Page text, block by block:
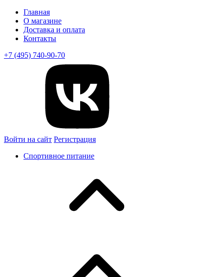
Главная
О магазине
Доставка и оплата
Контакты
+7 (495) 740-90-70
Войти на сайт Регистрация
Спортивное питание